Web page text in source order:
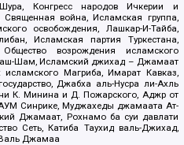
Конгресс народов Ичкерии и
Священная война, Исламская группа,
освобождения, Лашкар-И-Тайба,
Исламская партия Туркестана,
возрождения исламского
аш-Шам, Исламский джихад – Джамаат
Магриба, Имарат Кавказ,
Джабха аль-Нусра ли-Ахль
К. Минина и Д. Пожарского, Аджр от
Синрике, Муджахеды джамаата Ат-
Джамаат, Рохнамо ба суи давлати
Сеть, Катиба Таухид валь-Джихад,
Джамаа